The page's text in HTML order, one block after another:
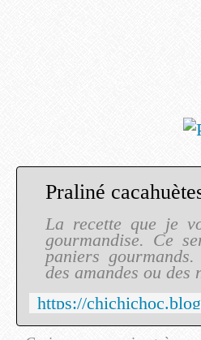
Praliné
La recette que je
gourmandise. Ce
paniers
des amandes ou des